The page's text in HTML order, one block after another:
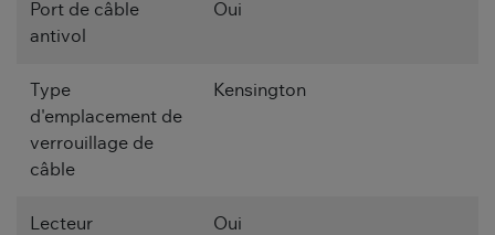
Port de câble
antivol
Oui
Type
d'emplacement de
verrouillage de
câble
Kensington
Lecteur
Oui